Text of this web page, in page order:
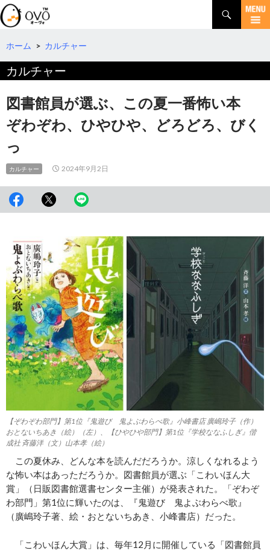
検
索
コ
テ
ツ
へ
移
動
ホーム > カルチャー
カルチャー
図書館員が選ぶ、この夏一番怖い本
ぞわぞわ、ひやひや、どろどろ、びく
っ
カルチャー 2024年9月2日
【ぞわぞわ部門】第1位『鬼遊び 鬼よぶわらべ歌』小峰書店 廣嶋玲子（作）
おとないちあき（絵）（左）、【ひやひや部門】第1位『学校ななふしぎ』偕
成社 斉藤洋（文）山本孝（絵）
この夏休み、どんな本を読んだだろうか。涼しくなれるよう
な怖い本はあっただろうか。図書館員が選ぶ「こわいほん大
賞」（日販図書館選書センター主催）が発表された。「ぞわぞ
わ部門」第1位に輝いたのは、『鬼遊び 鬼よぶわらべ歌』
（廣嶋玲子著、絵・おとないちあき、小峰書店）だった。
「こわいほん大賞」は、毎年12月に開催している「図書館員